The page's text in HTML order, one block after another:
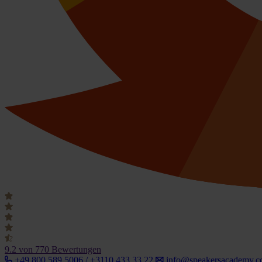
9.2 von 770 Bewertungen
+49 800 589 5006 / +3110 433 33 22